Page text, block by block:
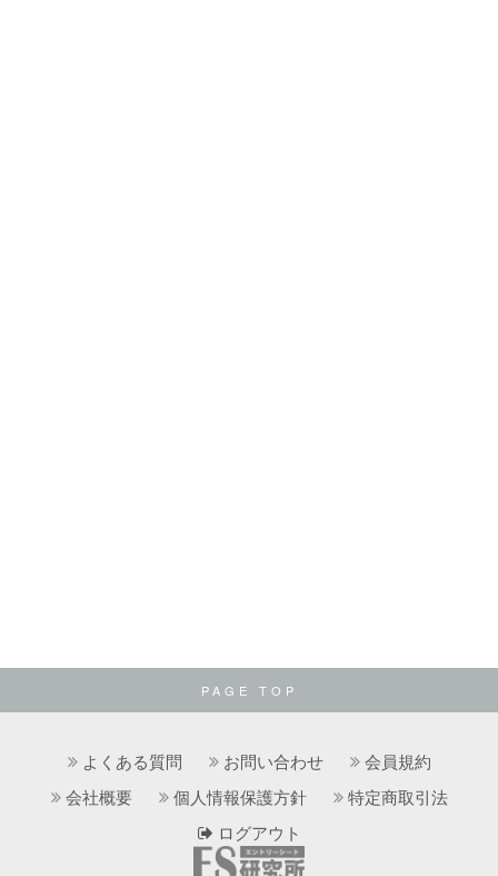
PAGE TOP
よくある質問 お問い合わせ
会員規約
会社概要
個人情報保護方針
特定商取引法
ログアウト